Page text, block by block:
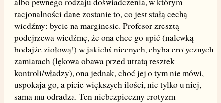
albo pewnego rodzaju doświadczenia, w którym
racjonalności dane zostanie to, co jest stałą cechą
wiedźmy: bycie na marginesie. Profesor zresztą
podejrzewa wiedźmę, że ona chce go upić (nalewką
bodajże ziołową!) w jakichś niecnych, chyba erotycznych
zamiarach (lękowa obawa przed utratą resztek
kontroli/władzy), ona jednak, choć jej o tym nie mówi,
uspokaja go, a picie większych ilości, nie tylko u niej,
sama mu odradza. Ten niebezpieczny erotyzm